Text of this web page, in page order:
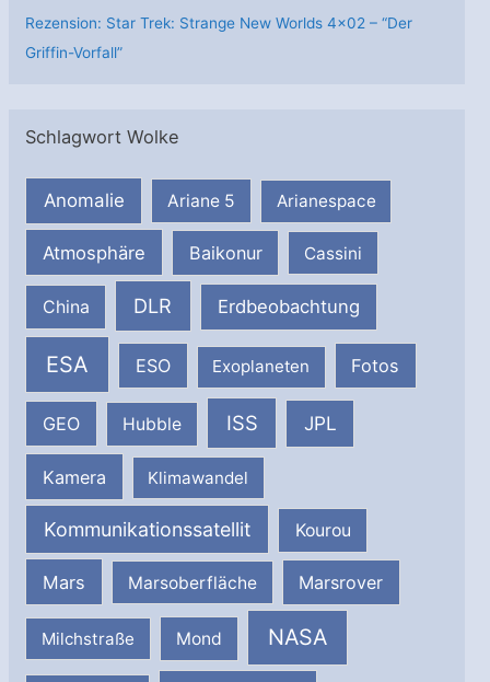
Rezension: Star Trek: Strange New Worlds 4×02 – “Der
Griffin-Vorfall”
Schlagwort Wolke
Anomalie Ariane 5 Arianespace
Atmosphäre Baikonur Cassini
China DLR Erdbeobachtung
ESA ESO Exoplaneten Fotos
GEO Hubble ISS JPL
Kamera Klimawandel
Kommunikationssatellit Kourou
Mars Marsoberfläche Marsrover
Milchstraße Mond NASA